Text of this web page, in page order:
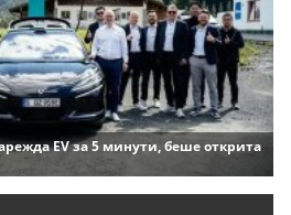
EV за 5 минути, беше открита